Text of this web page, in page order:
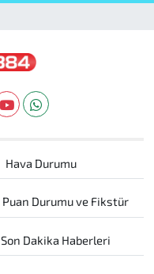
Hava Durumu
Puan Durumu ve Fikstür
Son Dakika Haberleri